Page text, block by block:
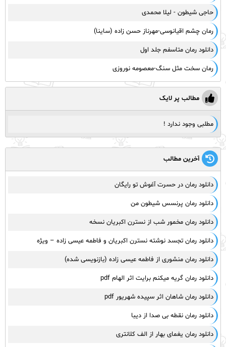
حاجی شیطون - لیلا محمدی
رمان چشم اقیانوسی-مهرناز حسن زاده (ساینا)
دانلود رمان متاسفم جلد اول
رمان سخت مثل سنگ-معصومه نوروزی
مطالب پر لایک
مطلبی وجود ندارد !
آخرین مطالب
دانلود رمان در حسرت آغوش تو رایگان
دانلود رمان پرنسس شیطون من
دانلود رمان مخمور شب از نسترن اکبریان نسخه
دانلود رمان تجسد نوشته نسترن اکبریان و فاطمه عیسی زاده – ویژه
دانلود رمان منشوری از فاطمه عیسی زاده (بازنویسی شده)
دانلود رمان گریه میکنم برایت اثر الهام pdf
دانلود رمان شاهان اثر سپیده شهریور pdf
دانلود رمان نقطه بی صدا از دیبا
دانلود رمان یغمای بهار از الف کلانتری